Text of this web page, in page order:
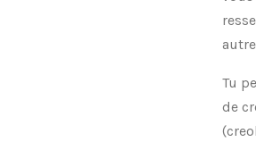
autre
Tu
de